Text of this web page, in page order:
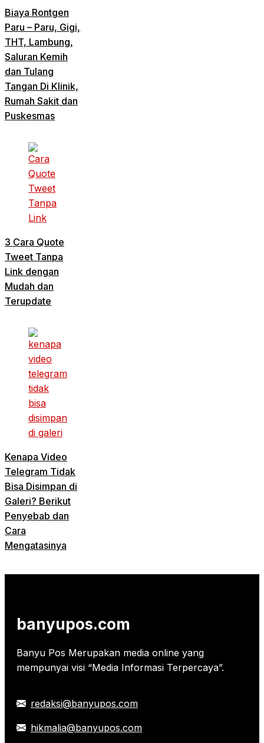
Biaya Rontgen
Paru – Paru, Gigi,
THT, Lambung,
Saluran Kemih
dan Tulang
Tangan Di Klinik,
Rumah Sakit dan
Puskesmas
3 Cara Quote
Tweet Tanpa
Link dengan
Mudah dan
Terupdate
Kenapa Video
Telegram Tidak
Bisa Disimpan di
Galeri? Berikut
Penyebab dan
Cara
Mengatasinya
banyupos.com
Banyu Pos Merupakan media online yang
mempunyai visi “Media Informasi Terpercaya”.
redaksi@banyupos.com
hikmalia@banyupos.com